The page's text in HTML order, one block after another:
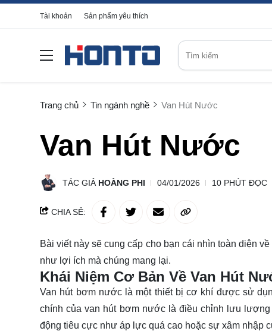
Tài khoản Sản phẩm yêu thích
Trang chủ Tin ngành nghề Van Hút Nước
Van Hút Nước
TÁC GIẢ HOÀNG PHI 04/01/2026 10 PHÚT ĐỌC
CHIA SẺ:
Bài viết này sẽ cung cấp cho bạn cái nhìn toàn diện về
như lợi ích mà chúng mang lại.
Khái Niệm Cơ Bản Về Van Hút
Van hút bơm nước là một thiết bị cơ khí được sử
chính của van hút bơm nước là điều chỉnh lưu
động tiêu cực như áp lực quá cao hoặc sự xâm nhập